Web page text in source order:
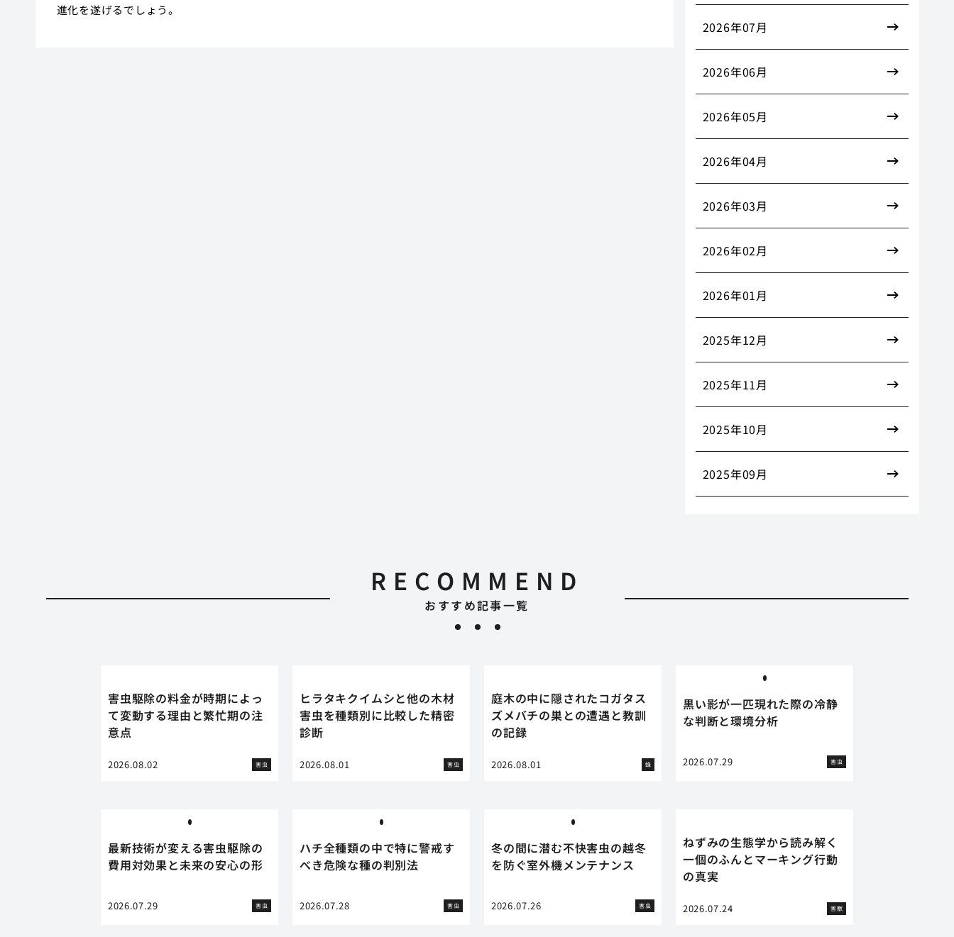
進化を遂げるでしょう。
RECOMMEND
おすすめ記事一覧
害虫駆除の料金が時期によっ
て変動する理由と繁忙期の注
意点
2026.08.02 害虫
ヒラタキクイムシと他の木材
害虫を種類別に比較した精密
診断
2026.08.01 害虫
庭木の中に隠されたコガタス
ズメバチの巣との遭遇と教訓
の記録
2026.08.01 蜂
黒い影が一匹現れた際の冷静
な判断と環境分析
2026.07.29 害虫
最新技術が変える害虫駆除の
費用対効果と未来の安心の形
2026.07.29 害虫
ハチ全種類の中で特に警戒す
べき危険な種の判別法
2026.07.28 害虫
冬の間に潜む不快害虫の越冬
を防ぐ室外機メンテナンス
2026.07.26 害虫
ねずみの生態学から読み解く
一個のふんとマーキング行動
の真実
2026.07.24 害獣
2026年07月
2026年06月
2026年05月
2026年04月
2026年03月
2026年02月
2026年01月
2025年12月
2025年11月
2025年10月
2025年09月